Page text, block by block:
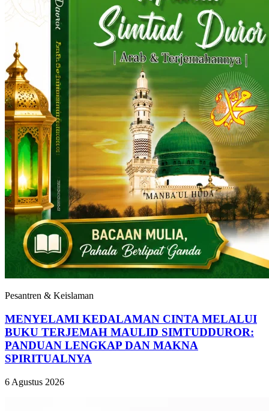
Pesantren & Keislaman
MENYELAMI KEDALAMAN CINTA MELALUI
BUKU TERJEMAH MAULID SIMTUDDUROR:
PANDUAN LENGKAP DAN MAKNA
SPIRITUALNYA
6 Agustus 2026